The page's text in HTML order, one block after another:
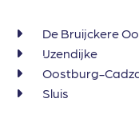
De Bruijckere
IJzendijke
Oostburg-
Sluis